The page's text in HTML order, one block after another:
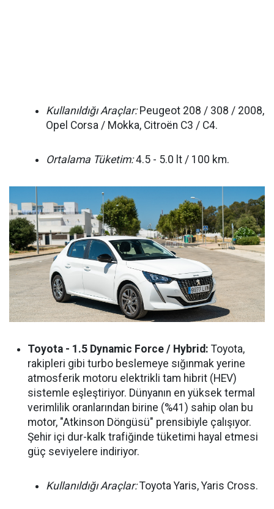
Kullanıldığı Araçlar:Peugeot 208 / 308 / 2008,
Opel Corsa / Mokka, Citroën C3 / C4.
Ortalama Tüketim:4.5 - 5.0 lt / 100 km.
Toyota - 1.5 Dynamic Force / Hybrid: Toyota,
rakipleri gibi turbo beslemeye sığınmak yerine
atmosferik motoru elektrikli tam hibrit (HEV)
sistemle eşleştiriyor. Dünyanın en yüksek termal
verimlilik oranlarından birine (%41) sahip olan bu
motor, "Atkinson Döngüsü" prensibiyle çalışıyor.
Şehir içi dur-kalk trafiğinde tüketimi hayal etmesi
güç seviyelere indiriyor.
Kullanıldığı Araçlar:Toyota Yaris, Yaris Cross.